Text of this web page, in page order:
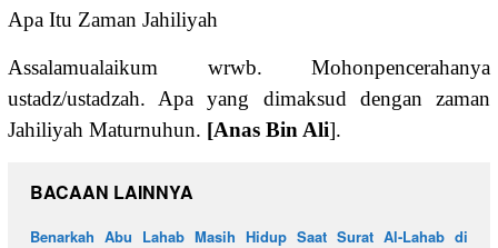
Apa Itu Zaman Jahiliyah
Assalamualaikum wrwb. Mohonpencerahanya
ustadz/ustadzah. Apa yang dimaksud dengan zaman
Jahiliyah Maturnuhun. [Anas Bin Ali].
BACAAN LAINNYA
Benarkah Abu Lahab Masih Hidup Saat Surat Al-Lahab di